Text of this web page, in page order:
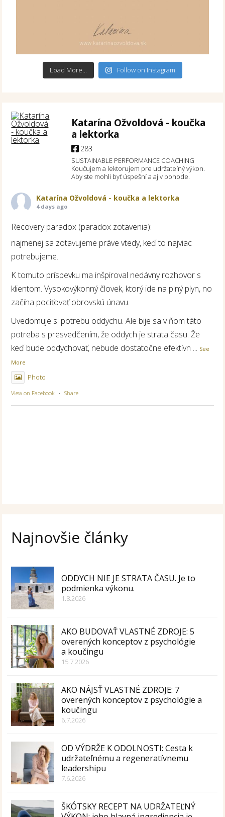
Load More... Follow on Instagram
Katarína Ožvoldová - koučka
a lektorka
283
SUSTAINABLE PERFORMANCE COACHING
Koučujem a lektorujem pre udržateľný výkon.
Aby ste mohli byť úspešní a aj v pohode.
Katarína Ožvoldová - koučka a lektorka
4 days ago
Recovery paradox (paradox zotavenia):
najmenej sa zotavujeme práve vtedy, keď to najviac
potrebujeme.
K tomuto príspevku ma inšpiroval nedávny rozhovor s
klientom. Vysokovýkonný človek, ktorý ide na plný plyn, no
začína pociťovať obrovskú únavu.
Uvedomuje si potrebu oddychu. Ale bije sa v ňom táto
potreba s presvedčením, že oddych je strata času. Že
keď bude oddychovať, nebude dostatočne efektívn ... See
More
Photo
View on Facebook · Share
Najnovšie články
ODDYCH NIE JE STRATA ČASU. Je to
podmienka výkonu.
1.8.2026
AKO BUDOVAŤ VLASTNÉ ZDROJE: 5
overených konceptov z psychológie
a koučingu
15.7.2026
AKO NÁJSŤ VLASTNÉ ZDROJE: 7
overených konceptov z psychológie a
koučingu
6.7.2026
OD VÝDRŽE K ODOLNOSTI: Cesta k
udržateľnému a regeneratívnemu
leadershipu
7.6.2026
ŠKÓTSKY RECEPT NA UDRŽATEĽNÝ